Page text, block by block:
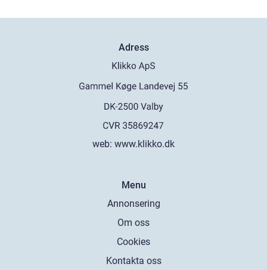
Adress
web: www.klikko.dk
Menu
Annonsering
Om oss
Cookies
Kontakta oss